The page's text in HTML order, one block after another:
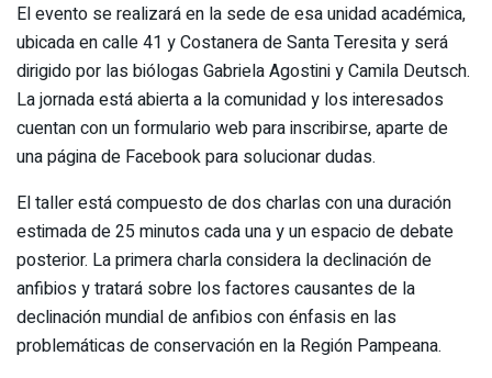
El evento se realizará en la sede de esa unidad académica,
ubicada en calle 41 y Costanera de Santa Teresita y será
dirigido por las biólogas Gabriela Agostini y Camila Deutsch.
La jornada está abierta a la comunidad y los interesados
cuentan con un formulario web para inscribirse, aparte de
una página de Facebook para solucionar dudas.
El taller está compuesto de dos charlas con una duración
estimada de 25 minutos cada una y un espacio de debate
posterior. La primera charla considera la declinación de
anfibios y tratará sobre los factores causantes de la
declinación mundial de anfibios con énfasis en las
problemáticas de conservación en la Región Pampeana.